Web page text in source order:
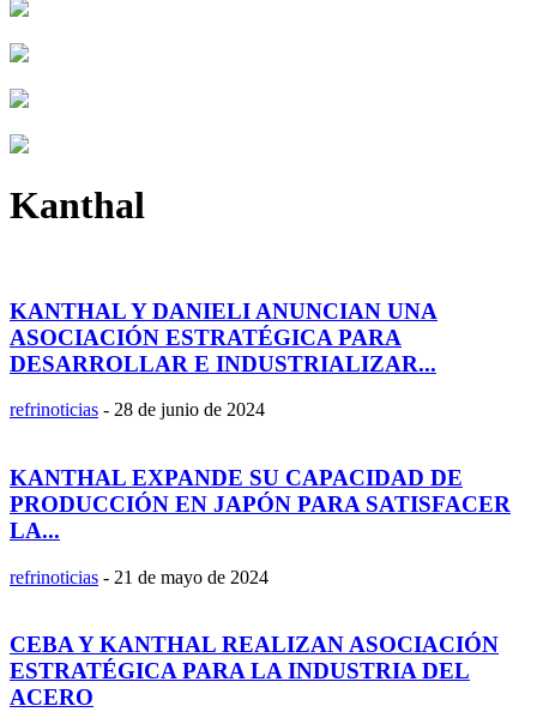
Kanthal
KANTHAL Y DANIELI ANUNCIAN UNA
ASOCIACIÓN ESTRATÉGICA PARA
DESARROLLAR E INDUSTRIALIZAR...
refrinoticias - 28 de junio de 2024
KANTHAL EXPANDE SU CAPACIDAD DE
PRODUCCIÓN EN JAPÓN PARA SATISFACER
LA...
refrinoticias - 21 de mayo de 2024
CEBA Y KANTHAL REALIZAN ASOCIACIÓN
ESTRATÉGICA PARA LA INDUSTRIA DEL
ACERO